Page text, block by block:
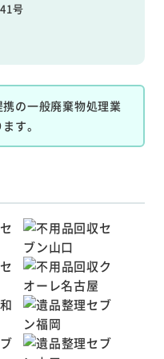
号
の一般廃棄物処理業
す。